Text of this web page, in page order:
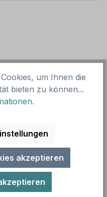
um Ihnen die
bieten zu können...
.
akzeptieren